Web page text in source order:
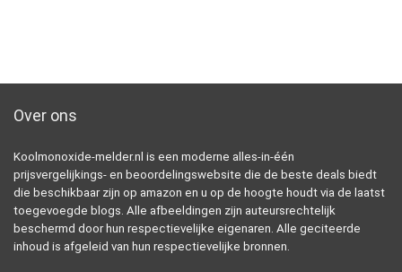
Over ons
Koolmonoxide-melder.nl is een moderne alles-in-één
prijsvergelijkings- en beoordelingswebsite die de beste deals biedt
die beschikbaar zijn op amazon en u op de hoogte houdt via de laatst
toegevoegde blogs. Alle afbeeldingen zijn auteursrechtelijk
beschermd door hun respectievelijke eigenaren. Alle geciteerde
inhoud is afgeleid van hun respectievelijke bronnen.